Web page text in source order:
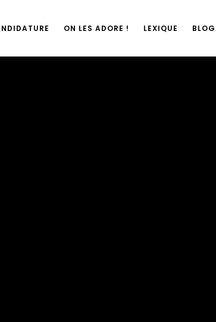
ON LES ADORE ! LEXIQUE BLOG